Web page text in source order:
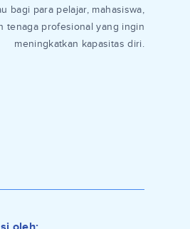
bagi para pelajar, mahasiswa,
tenaga profesional yang ingin
meningkatkan kapasitas diri.